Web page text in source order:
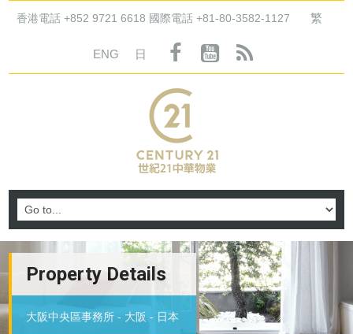
香港電話 +852 9721 6618 國際電話 +81-80-3582-1127 繁
ENG 日
Property Details
大阪中央區事務所 - 大阪 - 日本